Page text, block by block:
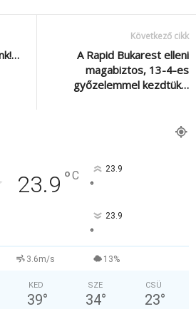
Következő cikk
‍‍ A Rapid Bukarest elleni
magabiztos, 13-4-es
győzelemmel kezdtük…
23.9 °C 23.9
°
23.9
°
3.6m/s 13%
KED
39°
SZE
34°
CSÜ
23°